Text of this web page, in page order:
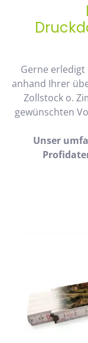
Gerne erledigt
anhand Ihrer
Zollstock o.
gewünschten
Unser